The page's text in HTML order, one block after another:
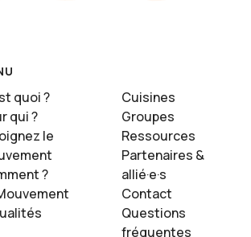
quoi ?
qui ?
le
?
Cuisines
Groupes
Ressources
Partenaires &
allié·e·s
Contact
Questions
fréquentes